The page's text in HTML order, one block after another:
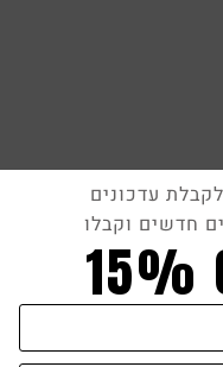
עדכונים
חדשים וקבלו
15%